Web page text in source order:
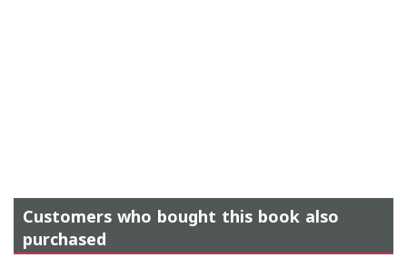
Customers who bought this book also
purchased